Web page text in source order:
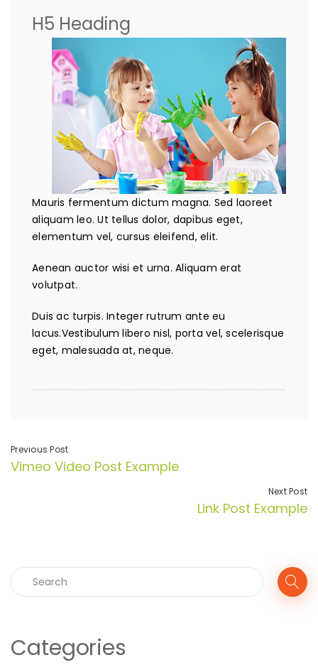
H5 Heading
Mauris fermentum dictum magna. Sed laoreet
aliquam leo. Ut tellus dolor, dapibus eget,
elementum vel, cursus eleifend, elit.
Aenean auctor wisi et urna. Aliquam erat
volutpat.
Duis ac turpis. Integer rutrum ante eu
lacus.Vestibulum libero nisl, porta vel, scelerisque
eget, malesuada at, neque.
Previous Post
Vimeo Video Post Example
Next Post
Link Post Example
Categories